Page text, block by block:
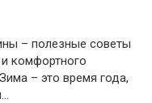
– полезные советы
комфортного
– это время года,